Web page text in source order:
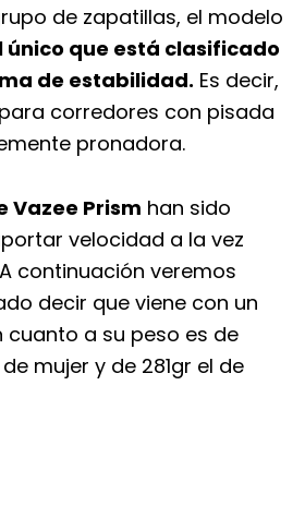
de zapatillas, el modelo
único que está clasificado
de estabilidad. Es decir,
corredores con pisada
pronadora.
Vazee Prism han sido
velocidad a la vez
continuación veremos
decir que viene con un
cuanto a su peso es de
mujer y de 281gr el de